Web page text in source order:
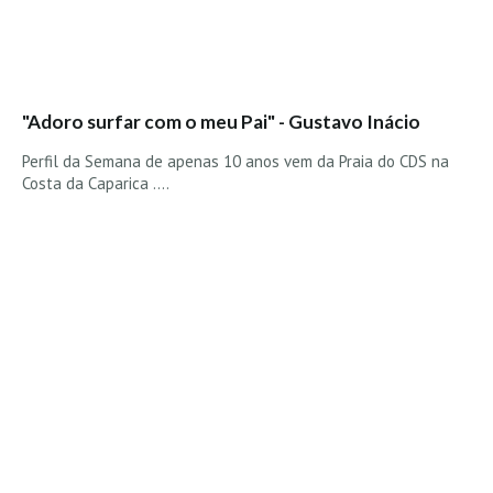
"Adoro surfar com o meu Pai" - Gustavo Inácio
Perfil da Semana de apenas 10 anos vem da Praia do CDS na
Costa da Caparica ....